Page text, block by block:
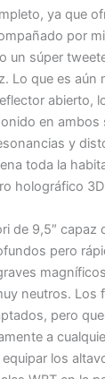
ya que
por
un súper
Lo que es aún
abierto,
en
y
toda la
holográfico
de 9,5″ capaz
pero
neutros. Los
pero
a
los